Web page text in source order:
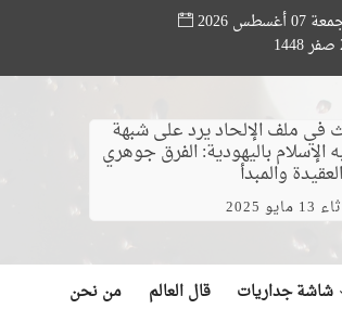
ختام مسابقة «أصوات من السماء»
أغسطس 2026
في ملف الإلحاد يرد على شبهة
الإسلام باليهودية: الفرق جوهري
والمبدأ
2025
شاشة جداريات قال العالم من نحن